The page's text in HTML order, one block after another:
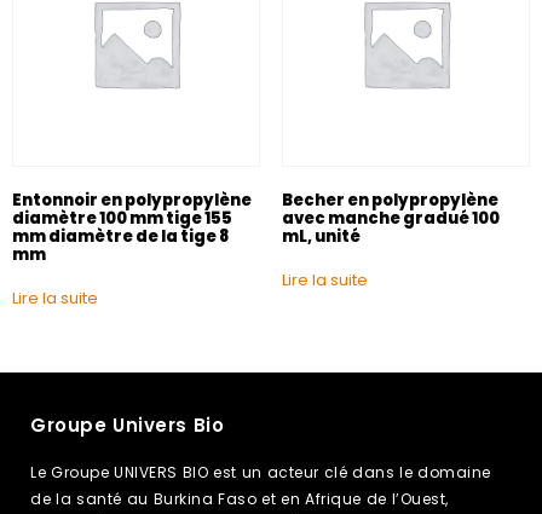
Entonnoir en polypropylène
diamètre 100 mm tige 155
mm diamètre de la tige 8
mm
Lire la suite
Becher en polypropylène
avec manche gradué 100
mL, unité
Lire la suite
Groupe Univers Bio
Le Groupe UNIVERS BIO est un acteur clé dans le domaine
de la santé au Burkina Faso et en Afrique de l’Ouest,